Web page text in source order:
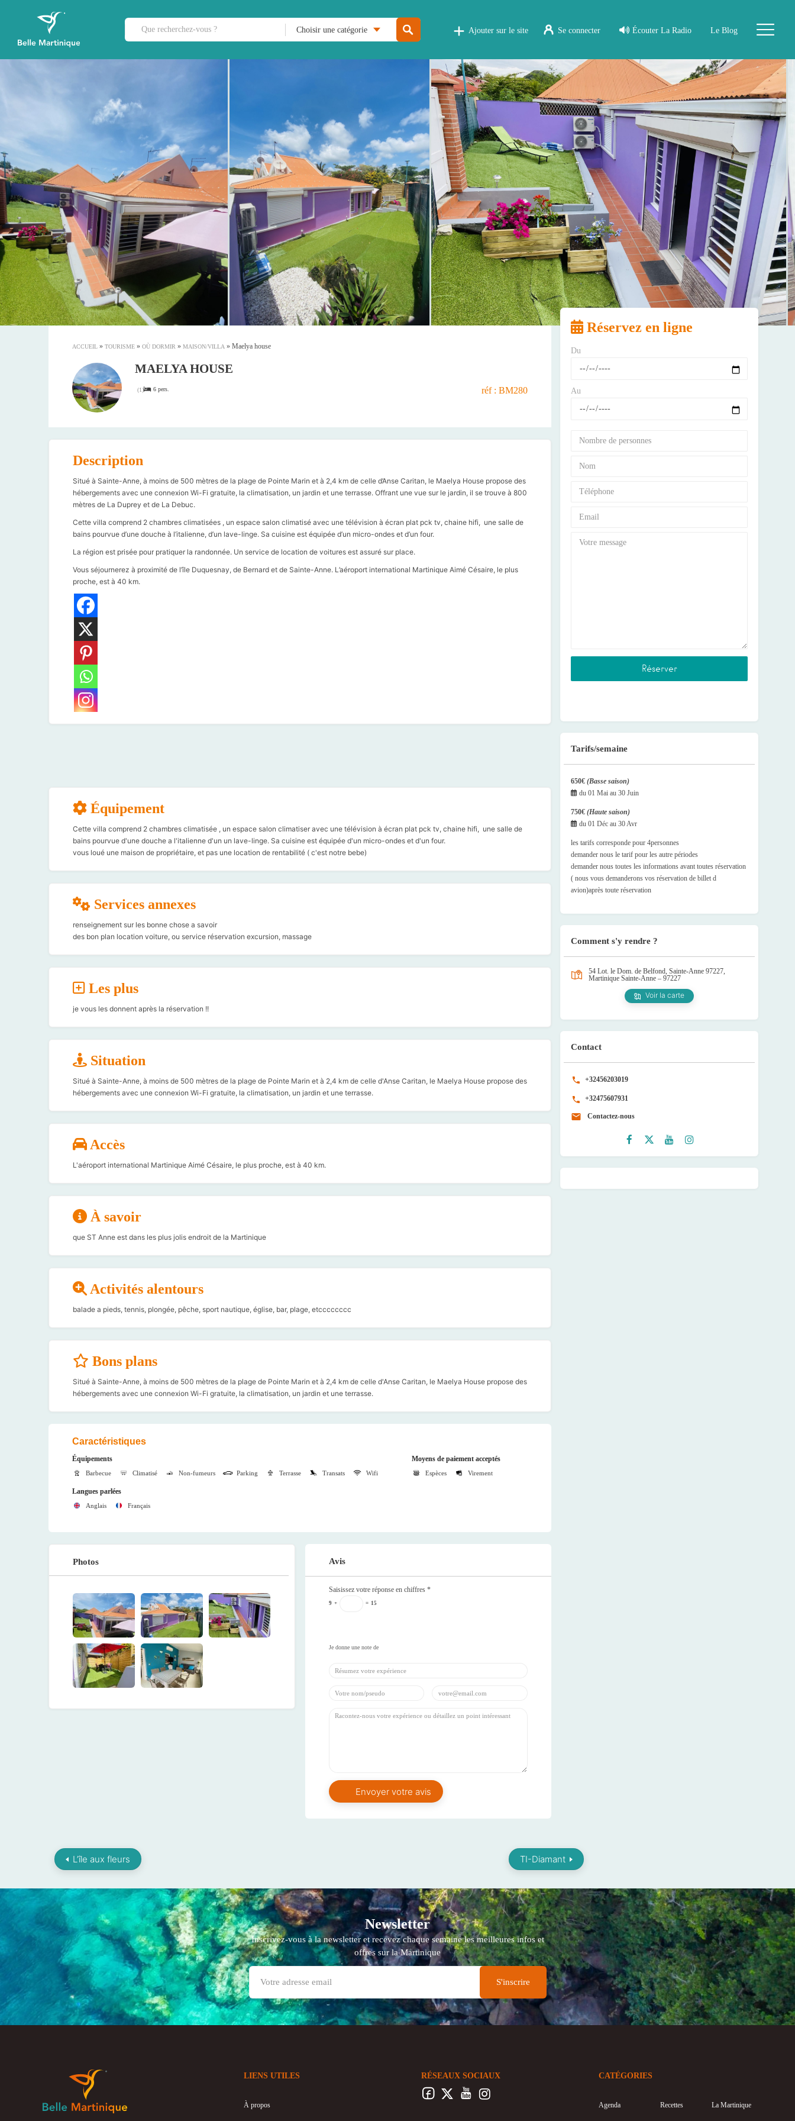
Choisir une catégorie Ajouter sur le site Se connecter Écouter La Radio Le Blog
ACCUEIL » TOURISME » OÙ DORMIR » MAISON/VILLA » Maelya house
MAELYA HOUSE
(1) 6 pers. réf : BM280
Description
Situé à Sainte-Anne, à moins de 500 mètres de la plage de Pointe Marin et à 2,4 km de celle d’Anse Caritan, le Maelya House propose des
hébergements avec une connexion Wi-Fi gratuite, la climatisation, un jardin et une terrasse. Offrant une vue sur le jardin, il se trouve à 800
mètres de La Duprey et de La Debuc.
Cette villa comprend 2 chambres climatisées , un espace salon climatisé avec une télévision à écran plat pck tv, chaine hifi, une salle de
bains pourvue d’une douche à l’italienne, d’un lave-linge. Sa cuisine est équipée d’un micro-ondes et d’un four.
La région est prisée pour pratiquer la randonnée. Un service de location de voitures est assuré sur place.
Vous séjournerez à proximité de l’île Duquesnay, de Bernard et de Sainte-Anne. L’aéroport international Martinique Aimé Césaire, le plus
proche, est à 40 km.
Équipement
Cette villa comprend 2 chambres climatisée , un espace salon climatiser avec une télévision à écran plat pck tv, chaine hifi, une salle de
bains pourvue d'une douche a l'italienne d'un un lave-linge. Sa cuisine est équipée d'un micro-ondes et d'un four.
vous loué une maison de propriétaire, et pas une location de rentabilité ( c'est notre bebe)
Services annexes
renseignement sur les bonne chose a savoir
des bon plan location voiture, ou service réservation excursion, massage
Les plus
je vous les donnent après la réservation !!
Situation
Situé à Sainte-Anne, à moins de 500 mètres de la plage de Pointe Marin et à 2,4 km de celle d'Anse Caritan, le Maelya House propose des
hébergements avec une connexion Wi-Fi gratuite, la climatisation, un jardin et une terrasse.
Accès
L'aéroport international Martinique Aimé Césaire, le plus proche, est à 40 km.
À savoir
que ST Anne est dans les plus jolis endroit de la Martinique
Activités alentours
balade a pieds, tennis, plongée, pêche, sport nautique, église, bar, plage, etcccccccc
Bons plans
Situé à Sainte-Anne, à moins de 500 mètres de la plage de Pointe Marin et à 2,4 km de celle d'Anse Caritan, le Maelya House propose des
hébergements avec une connexion Wi-Fi gratuite, la climatisation, un jardin et une terrasse.
Caractéristiques
Équipements
Barbecue Climatisé Non-fumeurs Parking Terrasse Transats Wifi
Moyens de paiement acceptés
Espèces Virement
Langues parlées
Anglais Français
Photos Avis
Saisissez votre réponse en chiffres*
9 + = 15
Réservez en ligne
Du
Au
Tarifs/semaine
650€ (Basse saison)
du 01 Mai au 30 Juin
750€ (Haute saison)
du 01 Déc au 30 Avr
les tarifs corresponde pour 4personnes
demander nous le tarif pour les autre périodes
demander nous toutes les informations avant toutes réservation
( nous vous demanderons vos réservation de billet d
avion)après toute réservation
Comment s'y rendre ?
54 Lot. le Dom. de Belfond, Sainte-Anne 97227,
Martinique Sainte-Anne – 97227
Voir la carte
Contact
+32456203019
+32475607931
Contactez-nous
L’île aux fleurs TI-Diamant
Newsletter
Inscrivez-vous à la newsletter et recevez chaque semaine les meilleures infos et
offres sur la Martinique
LIENS UTILES
À propos
RÉSEAUX SOCIAUX CATÉGORIES
Agenda Recettes La Martinique